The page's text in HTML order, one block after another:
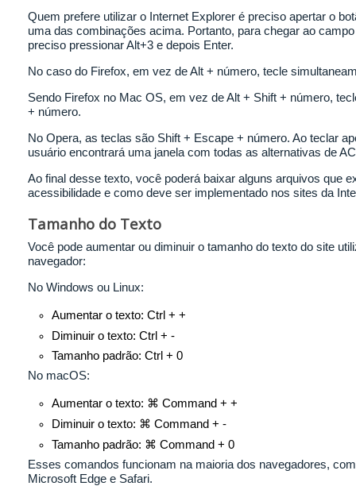
Quem prefere utilizar o Internet Explorer é preciso apertar o
uma das combinações acima. Portanto, para chegar ao
preciso pressionar Alt+3 e depois Enter.
No caso do Firefox, em vez de Alt + número, tecle
Sendo Firefox no Mac OS, em vez de Alt + Shift + número,
+ número.
No Opera, as teclas são Shift + Escape + número. Ao teclar
usuário encontrará uma janela com todas as alternativas de
Ao final desse texto, você poderá baixar alguns arquivos que
acessibilidade e como deve ser implementado nos sites da
Tamanho do Texto
Você pode aumentar ou diminuir o tamanho do texto do site
navegador:
No Windows ou Linux:
Aumentar o texto: Ctrl + +
Diminuir o texto: Ctrl + -
Tamanho padrão: Ctrl + 0
No macOS:
Aumentar o texto: ⌘ Command + +
Diminuir o texto: ⌘ Command + -
Tamanho padrão: ⌘ Command + 0
Esses comandos funcionam na maioria dos navegadores,
Microsoft Edge e Safari.